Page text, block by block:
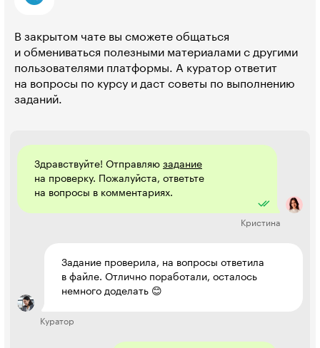
В закрытом чате вы сможете общаться
и обмениваться полезными материалами с другими
пользователями платформы. А куратор ответит
на вопросы по курсу и даст советы по выполнению
заданий.
Здравствуйте! Отправляю задание
на проверку. Пожалуйста, ответьте
на вопросы в комментариях.
Кристина
Задание проверила, на вопросы ответила
в файле. Отлично поработали, осталось
немного доделать 😊
Куратор